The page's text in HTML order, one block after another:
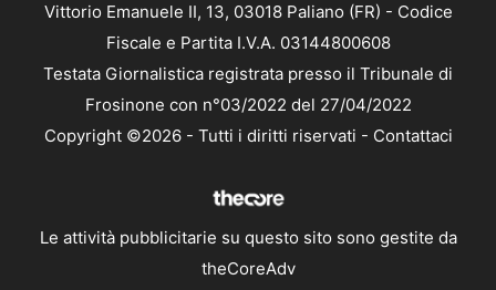
Vittorio Emanuele II, 13, 03018 Paliano (FR) - Codice
Fiscale e Partita I.V.A. 03144800608
Testata Giornalistica registrata presso il Tribunale di
Frosinone con n°03/2022 del 27/04/2022
Copyright ©2026 - Tutti i diritti riservati - Contattaci
Le attività pubblicitarie su questo sito sono gestite da
theCoreAdv